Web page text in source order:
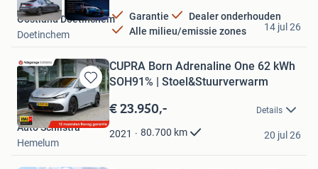
Garantie
Dealer onderhouden
Alle milieu/emissie zones
Oostland Doetinchem
Doetinchem
14 jul 26
Bewaren
in
Mijn
Favorieten
CUPRA Born Adrenaline One 62 kWh
SOH91% | Stoel&Stuurverwarm
€ 23.950,- Details
2021 80.700 km
Auto Schilstra
Hemelum
20 jul 26